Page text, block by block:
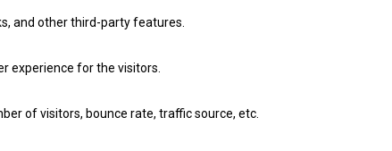
and other third-party features.
experience for the visitors.
of visitors, bounce rate, traffic source, etc.